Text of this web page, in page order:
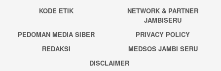
KODE ETIK
NETWORK & PARTNER
JAMBISERU
PEDOMAN MEDIA SIBER
PRIVACY POLICY
REDAKSI
MEDSOS JAMBI SERU
DISCLAIMER